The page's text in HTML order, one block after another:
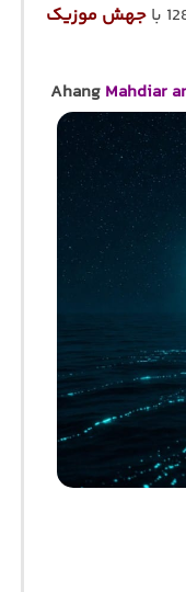
جهش موزیک
Ahang Mahdiar